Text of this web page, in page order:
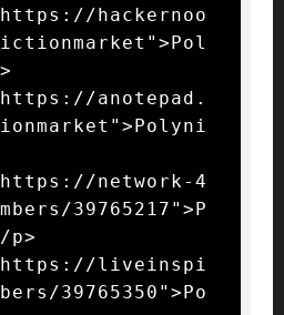
hackernoo
anotepad.
network-4
39765217">P
p>
liveinspi
39765350">Po